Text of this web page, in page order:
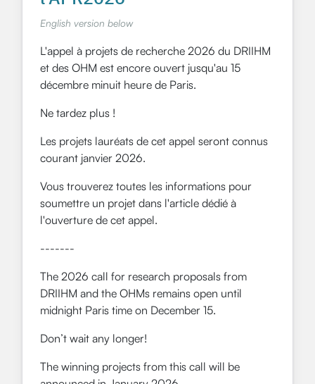
English version below
L'appel à projets de recherche 2026 du DRIIHM
et des OHM est encore ouvert jusqu'au 15
décembre minuit heure de Paris.
Ne tardez plus !
Les projets lauréats de cet appel seront connus
courant janvier 2026.
Vous trouverez toutes les informations pour
soumettre un projet dans l'article dédié à
l'ouverture de cet appel.
-------
The 2026 call for research proposals from
DRIIHM and the OHMs remains open until
midnight Paris time on December 15.
Don’t wait any longer!
The winning projects from this call will be